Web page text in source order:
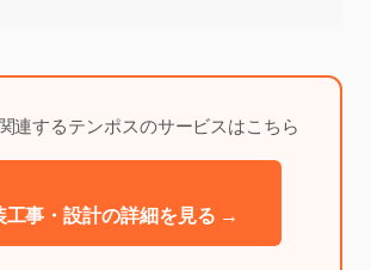
連するテンポスのサービスはこちら
工事・設計の詳細を見る →